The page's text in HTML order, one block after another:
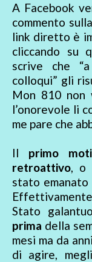
A Facebook
commento
link diretto è
cliccando su
scrive che
colloqui” gli
Mon 810 non
l’onorevole li
me pare che
Il primo
retroattivo, o
stato emanato
Stato
prima della
mesi ma da
di agire,